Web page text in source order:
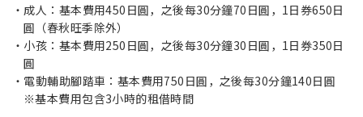
成人：基本費用450日圓，之後每30分鐘70日圓，1日券650日
圓（春秋旺季除外）
小孩：基本費用250日圓，之後每30分鐘30日圓，1日券350日
圓
電動輔助腳踏車：基本費用750日圓，之後每30分鐘140日圓
※基本費用包含3小時的租借時間